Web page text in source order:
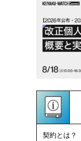
契約とは？